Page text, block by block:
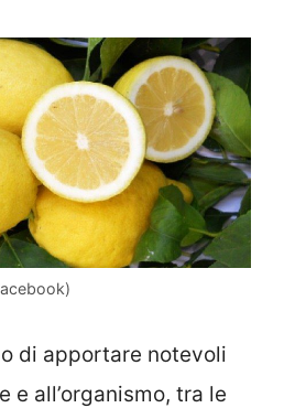
di apportare notevoli
e all’organismo, tra le